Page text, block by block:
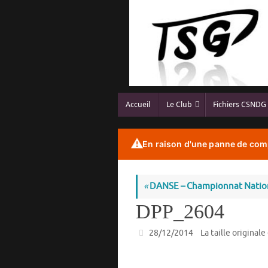
Accueil Le Club Fichiers CSNDG
⚠️En raison d'une panne de
«DANSE – Championnat
DPP_2604
28/12/2014 La taille